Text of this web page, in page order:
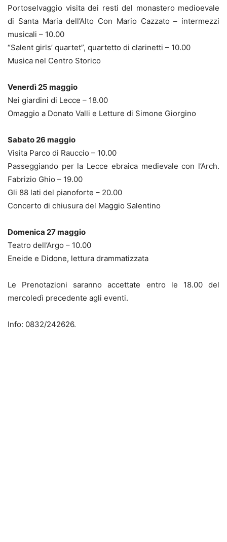
Portoselvaggio visita dei resti del monastero medioevale
di Santa Maria dell’Alto Con Mario Cazzato – intermezzi
musicali – 10.00
“Salent girls’ quartet”, quartetto di clarinetti – 10.00
Musica nel Centro Storico
Venerdì 25 maggio
Nei giardini di Lecce – 18.00
Omaggio a Donato Valli e Letture di Simone Giorgino
Sabato 26 maggio
Visita Parco di Rauccio – 10.00
Passeggiando per la Lecce ebraica medievale con l’Arch.
Fabrizio Ghio – 19.00
Gli 88 lati del pianoforte – 20.00
Concerto di chiusura del Maggio Salentino
Domenica 27 maggio
Teatro dell’Argo – 10.00
Eneide e Didone, lettura drammatizzata
Le Prenotazioni saranno accettate entro le 18.00 del
mercoledì precedente agli eventi.
Info: 0832/242626.